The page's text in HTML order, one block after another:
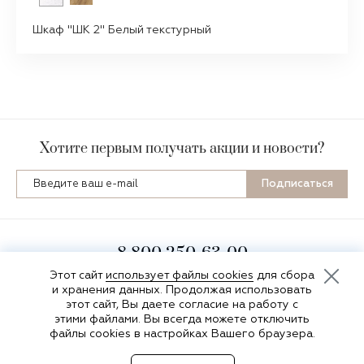
Шкаф "ШК 2" Белый текстурный
Хотите первым получать акции и новости?
Подписаться
8 800 250-63-00
пн-пт 8:00-16:30 по мск
Этот сайт использует файлы cookies для сбора
и хранения данных. Продолжая использовать
этот сайт, Вы даете согласие на работу с
этими файлами. Вы всегда можете отключить
файлы cookies в настройках Вашего браузера.